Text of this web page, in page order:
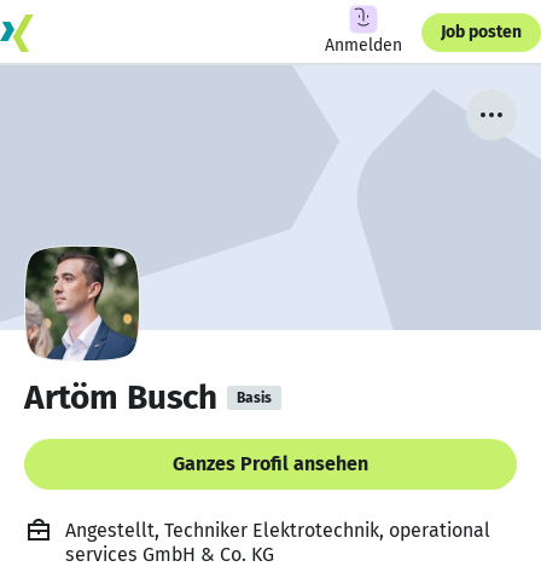
Anmelden
Job posten
Artöm Busch Basis
Ganzes Profil ansehen
Angestellt, Techniker Elektrotechnik, operational
services GmbH & Co. KG